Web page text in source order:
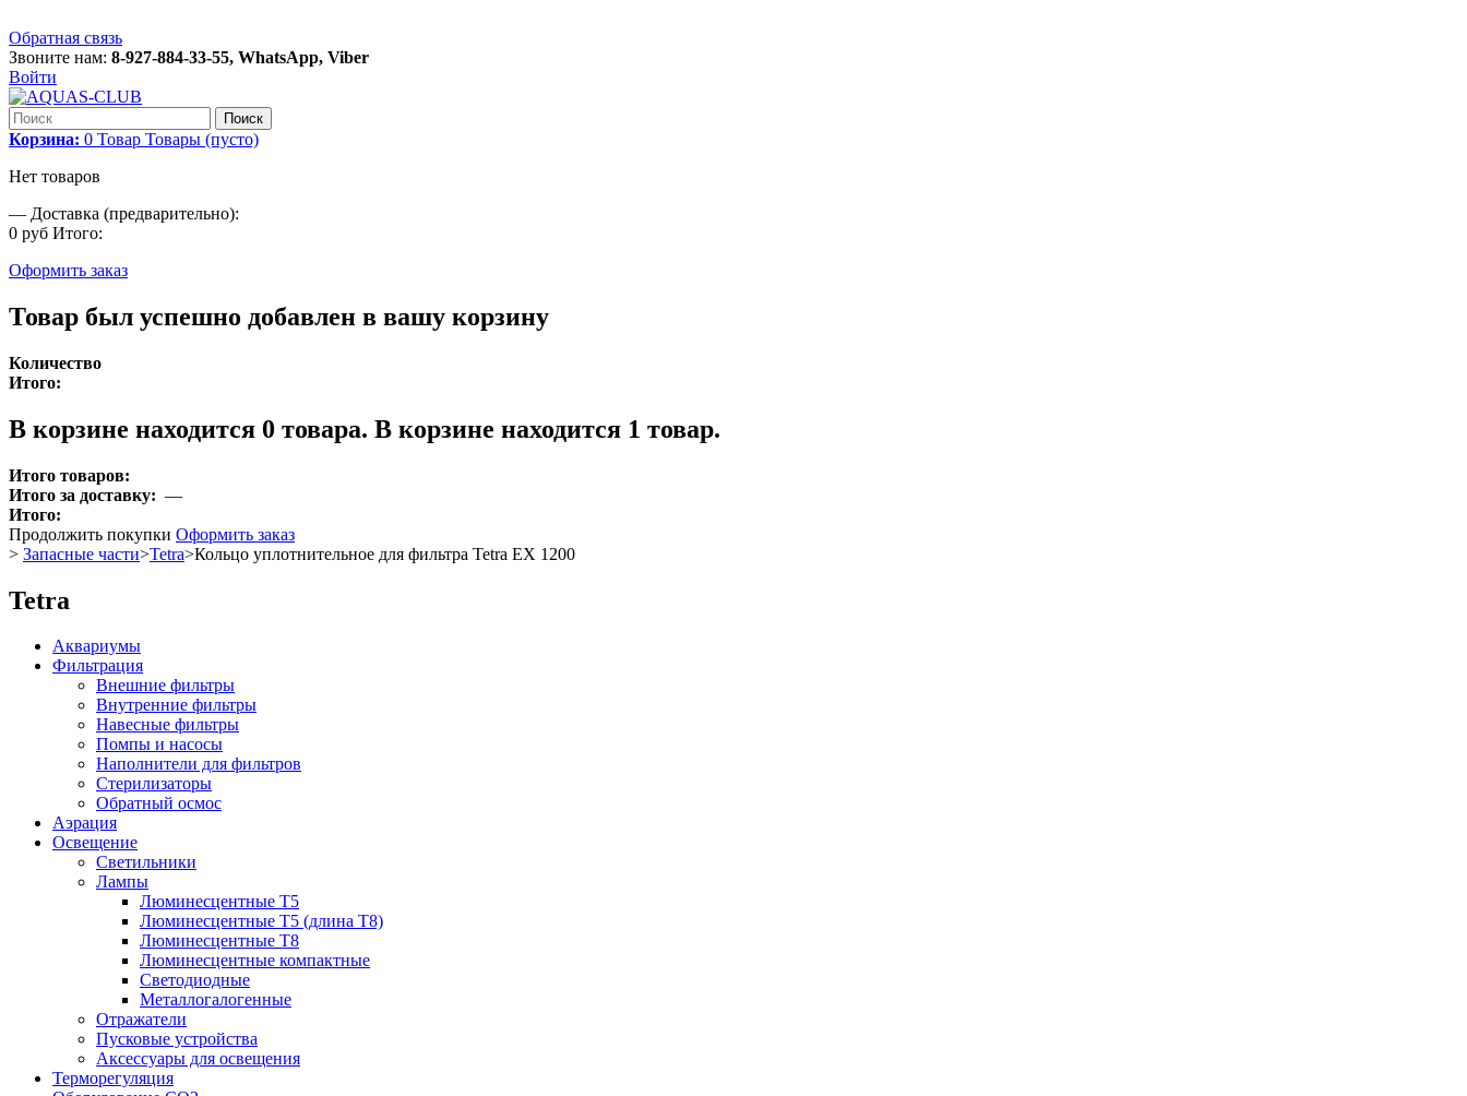
Обратная связь
Звоните нам: 8-927-884-33-55, WhatsApp, Viber
Войти
Поиск
Корзина: 0 Товар Товары (пусто)
Нет товаров
— Доставка (предварительно):
0 руб Итого:
Оформить заказ
Товар был успешно добавлен в вашу корзину
Количество
Итого:
В корзине находится 0 товара. В корзине находится 1 товар.
Итого товаров:
Итого за доставку: —
Итого:
Продолжить покупки Оформить заказ
> Запасные части>Tetra>Кольцо уплотнительное для фильтра Tetra EX 1200
Tetra
Аквариумы
Фильтрация
Внешние фильтры
Внутренние фильтры
Навесные фильтры
Помпы и насосы
Наполнители для фильтров
Стерилизаторы
Обратный осмос
Аэрация
Освещение
Светильники
Лампы
Люминесцентные T5
Люминесцентные T5 (длина T8)
Люминесцентные T8
Люминесцентные компактные
Светодиодные
Металлогалогенные
Отражатели
Пусковые устройства
Аксессуары для освещения
Терморегуляция